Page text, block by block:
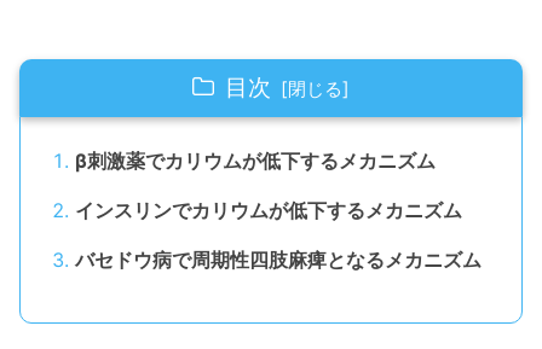
目次
β刺激薬でカリウムが低下するメカニズム
インスリンでカリウムが低下するメカニズム
バセドウ病で周期性四肢麻痺となるメカニズム